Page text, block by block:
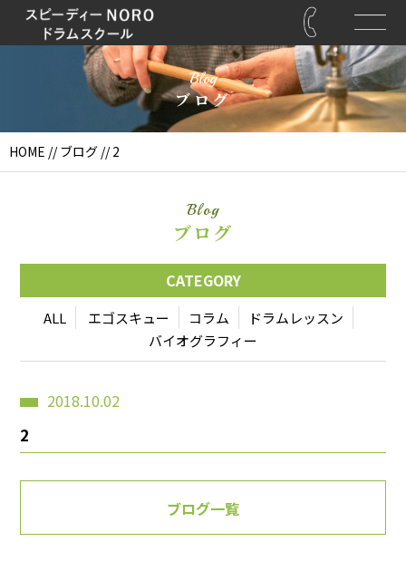
Blog
ブログ
HOME //ブログ // 2
Blog
ブログ
CATEGORY
ALL エゴスキュー コラム
ドラムレッスン
バイオグラフィー
2018.10.02
2
ブログ一覧